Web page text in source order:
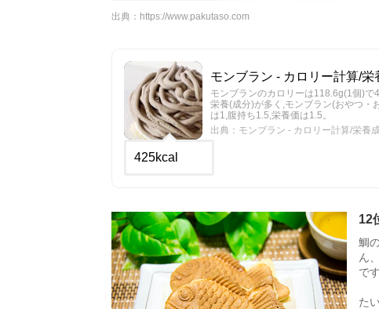
出典： https://www.pakutaso.com
モンブラン - カロリー計算/
モンブランのカロリーは118.6g(1個)
栄養(成分)が多く,モンブラン(おやつ・
は1,腹持ち1.5,栄養価は1.5。
出典：モンブラン - カロリー計算/栄養
425kcal
12
鯛
ん
です
た